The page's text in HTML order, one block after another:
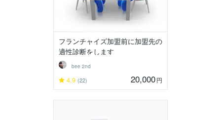
フランチャイズ加盟前に加盟先の
適性診断をします
bee 2nd
4.9 (22) 20,000円